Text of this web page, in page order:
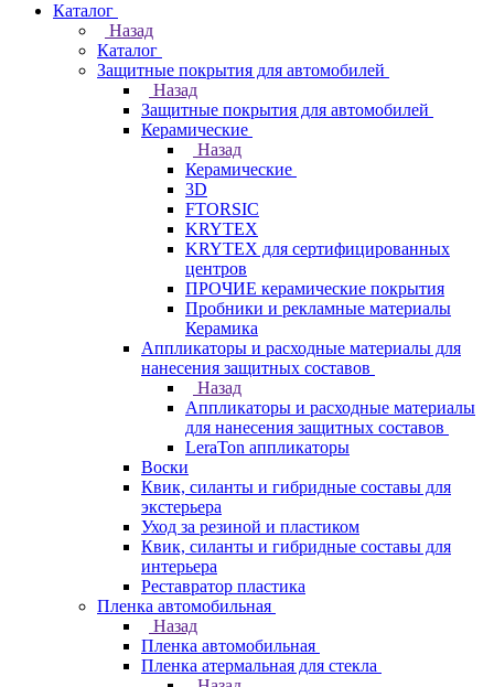
Каталог
Назад
Каталог
Защитные покрытия для автомобилей
Назад
Защитные покрытия для автомобилей
Керамические
Назад
Керамические
3D
FTORSIC
KRYTEX
KRYTEX для сертифицированных
центров
ПРОЧИЕ керамические покрытия
Пробники и рекламные материалы
Керамика
Аппликаторы и расходные материалы для
нанесения защитных составов
Назад
Аппликаторы и расходные материалы
для нанесения защитных составов
LeraTon аппликаторы
Воски
Квик, силанты и гибридные составы для
экстерьера
Уход за резиной и пластиком
Квик, силанты и гибридные составы для
интерьера
Реставратор пластика
Пленка автомобильная
Назад
Пленка автомобильная
Пленка атермальная для стекла